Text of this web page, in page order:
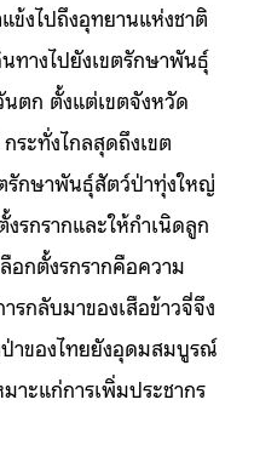
ข้งไปถึงอุทยานแห่งชาติ
ทางไปยังเขตรักษาพันธุ์
ตก ตั้งแต่เขตจังหวัด
ระทั่งไกลสุดถึงเขต
รักษาพันธุ์สัตว์ป่าทุ่งใหญ่
รกรากและให้กำเนิดลูก
อกตั้งรกรากคือความ
กลับมาของเสือข้าวจี่จึง
าของไทยยังอุดมสมบูรณ์
าะแก่การเพิ่มประชากร